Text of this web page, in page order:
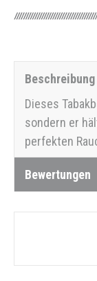
Beschreibung
Dieses
sondern er
perfekten
Bewertungen